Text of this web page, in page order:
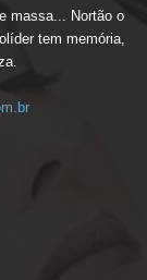
massa... Nortão o
tem memória,